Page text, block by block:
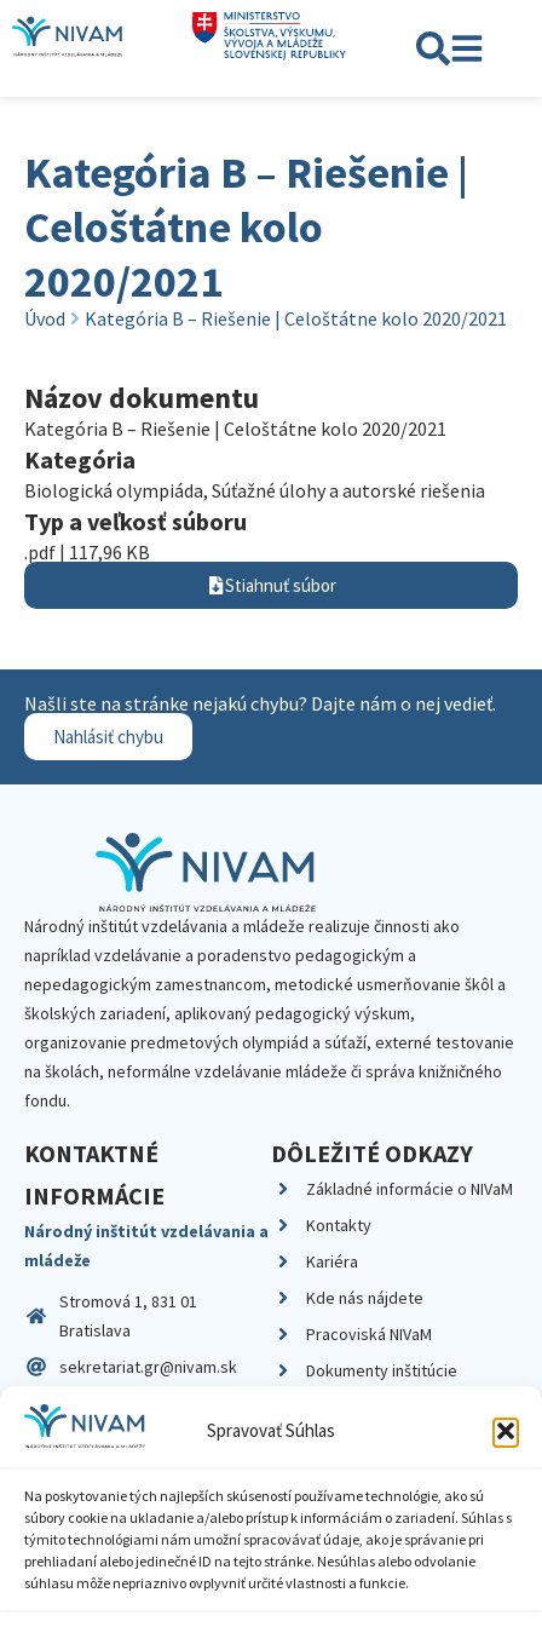
Spravovať Súhlas
Na poskytovanie tých najlepších skúseností používame technológie, ako sú
súbory cookie na ukladanie a/alebo prístup k informáciám o zariadení. Súhlas s
týmito technológiami nám umožní spracovávať údaje, ako je správanie pri
prehliadaní alebo jedinečné ID na tejto stránke. Nesúhlas alebo odvolanie
súhlasu môže nepriaznivo ovplyvniť určité vlastnosti a funkcie.
Kategória B – Riešenie |
Celoštátne kolo
2020/2021
Úvod Kategória B – Riešenie | Celoštátne kolo 2020/2021
Názov dokumentu
Kategória B – Riešenie | Celoštátne kolo 2020/2021
Kategória
Biologická olympiáda, Súťažné úlohy a autorské riešenia
Typ a veľkosť súboru
.pdf | 117,96 KB
Stiahnuť súbor
Našli ste na stránke nejakú chybu? Dajte nám o nej vedieť.
Nahlásiť chybu
Národný inštitút vzdelávania a mládeže realizuje činnosti ako
napríklad vzdelávanie a poradenstvo pedagogickým a
nepedagogickým zamestnancom, metodické usmerňovanie škôl a
školských zariadení, aplikovaný pedagogický výskum,
organizovanie predmetových olympiád a súťaží, externé testovanie
na školách, neformálne vzdelávanie mládeže či správa knižničného
fondu.
KONTAKTNÉ
INFORMÁCIE
Národný inštitút vzdelávania a
mládeže
Stromová 1, 831 01
Bratislava
sekretariat.gr@nivam.sk
IČO: 00164348
DIČ: 2020798714
DÔLEŽITÉ ODKAZY
Základné informácie o NIVaM
Kontakty
Kariéra
Kde nás nájdete
Pracoviská NIVaM
Dokumenty inštitúcie
Zásady ochrany súkromia